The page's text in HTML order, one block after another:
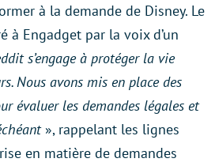
à la demande de Disney. Le
à Engadget par la voix d’un
s’engage à protéger la vie
Nous avons mis en place des
évaluer les demandes légales et
», rappelant les lignes
en matière de demandes